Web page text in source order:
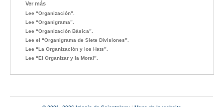
Ver más
Lee “Organización”.
Lee “Organigrama”.
Lee “Organización Básica”.
Lee el “Organigrama de Siete Divisiones”.
Lee “La Organización y los Hats”.
Lee “El Organizar y la Moral”.